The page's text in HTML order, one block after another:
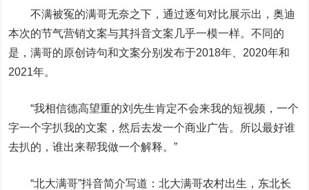
不满被冤的满哥无奈之下，通过逐句对比展示出，奥迪
本次的节气营销文案与其抖音文案几乎一模一样。不同的
是，满哥的原创诗句和文案分别发布于2018年、2020年和
2021年。
“我相信德高望重的刘先生肯定不会来我的短视频，一个
字一个字扒我的文案，然后去发一个商业广告。所以最好谁
去扒的，谁出来帮我做一个解释。”
“北大满哥”抖音简介写道：北大满哥农村出生，东北长